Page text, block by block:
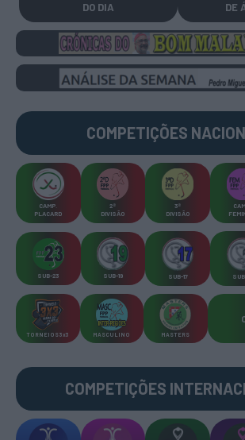
DO DIA
DE
COMPETIÇÕES
CAMP
PLACARD
2ª
DIVISÃO
3ª
DIVISÃO
SUB-23 SUB-19 SUB-17
TORNEIOS 3x3 MASCULINO MASTERS
COMPETIÇÕES